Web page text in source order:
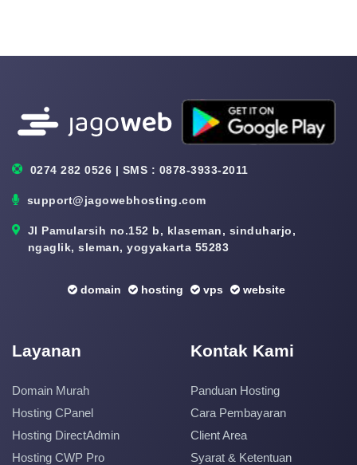
0274 282 0526 | SMS : 0878-3933-2011
support@jagowebhosting.com
Jl Pamularsih no.152 b, klaseman, sinduharjo,
ngaglik, sleman, yogyakarta 55283
domain hosting vps website
Layanan
Domain Murah
Hosting CPanel
Hosting DirectAdmin
Hosting CWP Pro
Kontak Kami
Panduan Hosting
Cara Pembayaran
Client Area
Syarat & Ketentuan